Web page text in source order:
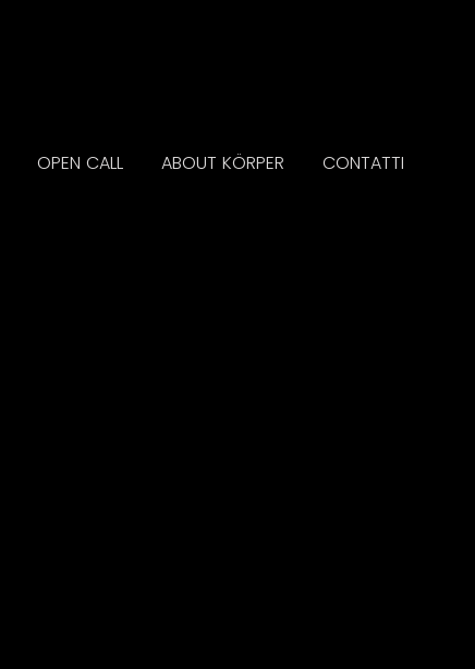
OPEN CALL ABOUT KÖRPER CONTATTI